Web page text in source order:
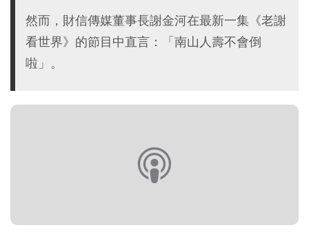
然而，財信傳媒董事長謝金河在最新一集《老謝
看世界》的節目中直言：「南山人壽不會倒
啦」。